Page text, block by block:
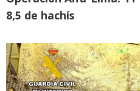
8,5 de hachís